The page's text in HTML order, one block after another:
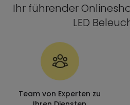
Ihr führender
LED
Team von Experten zu